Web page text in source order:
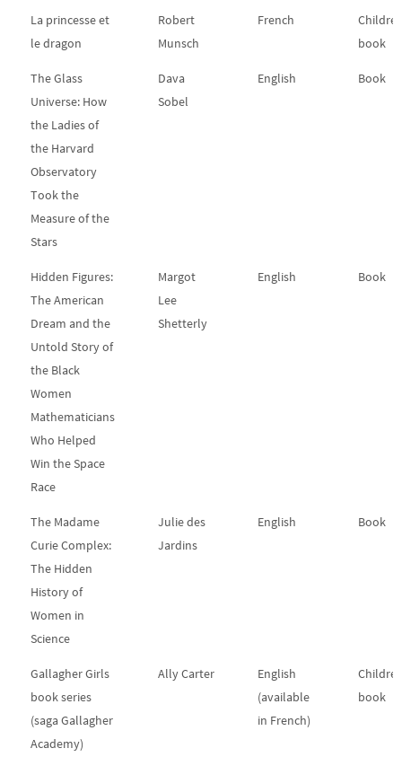
La princesse et
le dragon
Robert
Munsch
French
book
The Glass
Universe: How
the Ladies of
the Harvard
Observatory
Took the
Measure of the
Stars
Dava
Sobel
English Book
Hidden Figures:
The American
Dream and the
Untold Story of
the Black
Women
Mathematicians
Who Helped
Win the Space
Race
Margot
Lee
Shetterly
English Book
The Madame
Curie Complex:
The Hidden
History of
Women in
Science
Julie des
Jardins
English Book
Gallagher Girls
book series
(saga Gallagher
Academy)
Ally Carter
English
(available
in French)
book